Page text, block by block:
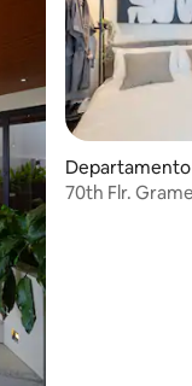
Departamento
70th Flr.